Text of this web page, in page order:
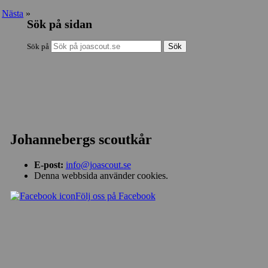
Nästa »
Sök på sidan
Sök på
Johannebergs scoutkår
E-post: info@joascout.se
Denna webbsida använder cookies.
Följ oss på Facebook